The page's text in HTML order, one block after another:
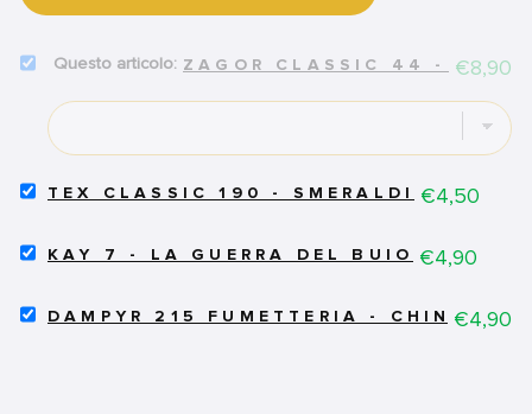
SELECT
CLASSIC
FOR
ZAGOR CLASSIC 44 - Price
€8,90
SELECT
190
FOR
TEX CLASSIC 190 - SMERALDI Price
€4,50
SELECT
-
KAY 7 - LA GUERRA DEL BUIO Price
€4,90
SELECT
DAMPYR 215 FUMETTERIA - Price
€4,90